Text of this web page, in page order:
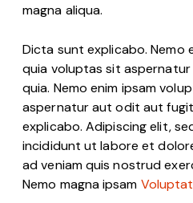
magna aliqua.
Dicta sunt explicabo. Nemo
quia voluptas sit
quia. Nemo enim ipsam
aspernatur aut odit aut
explicabo. Adipiscing elit,
incididunt ut labore et
ad veniam quis nostrud
Nemo magna ipsam